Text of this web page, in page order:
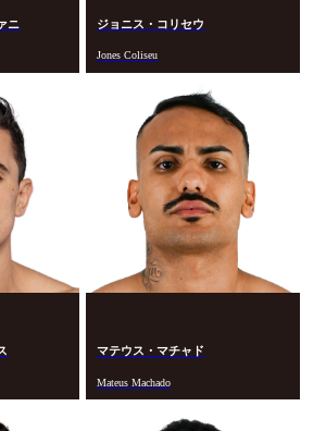
ニ ジョニス・コリセウ
Jones Coliseu
マテウス・マチャド
Mateus Machado